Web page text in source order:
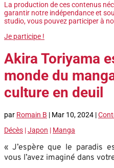
La production de ces contenus
garantir notre indépendance et
studio, vous pouvez participer à
Je participe !
Akira Toriyama
monde du
culture en deuil
par Romain B | Mar 10, 2024 |
Décès |Japon | Manga
« J’espère que le paradis
vous l’avez imaginé dans